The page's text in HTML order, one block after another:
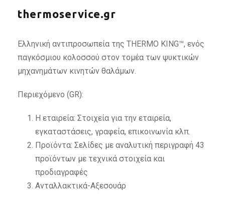
thermoservice.gr
Ελληνική αντιπροσωπεία της THERMO KING™, ενός
παγκόσμιου κολοσσού στον τομέα των ψυκτικών
μηχανημάτων κινητών θαλάμων.
Περιεχόμενο (GR):
Η εταιρεία: Στοιχεία για την εταιρεία,
εγκαταστάσεις, γραφεία, επικοινωνία κλπ.
Προϊόντα: Σελίδες με αναλυτική περιγραφή 43
προϊόντων με τεχνικά στοιχεία και
προδιαγραφές
Ανταλλακτικά-Αξεσουάρ